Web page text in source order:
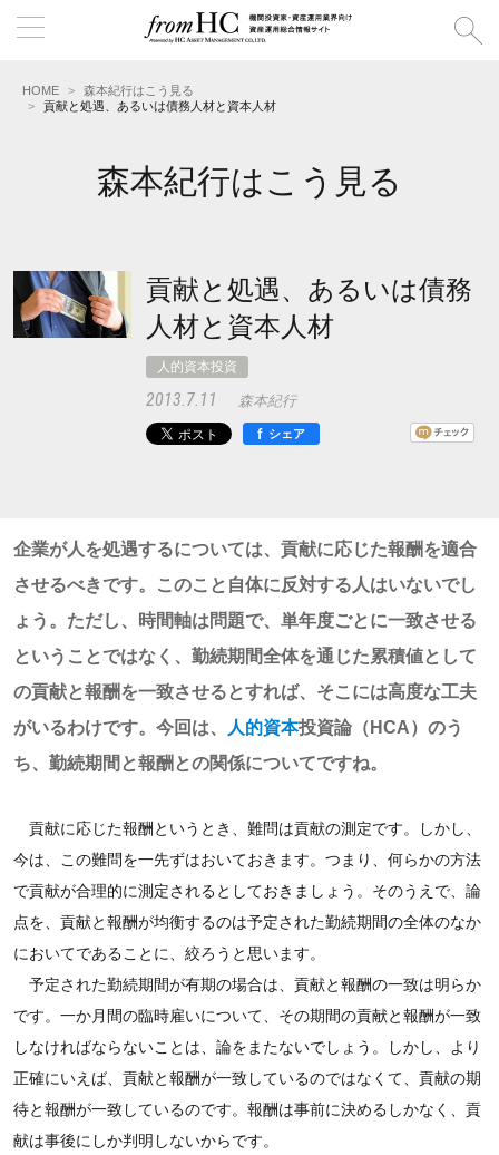
HOME
森本紀行はこう見る
貢献と処遇、あるいは債務人材と資本人材
森本紀行はこう見る
貢献と処遇、あるいは債務
人材と資本人材
人的資本投資
2013.7.11
森本紀行
f
シェア
企業が人を処遇するについては、貢献に応じた報酬を適合
させるべきです。このこと自体に反対する人はいないでし
ょう。ただし、時間軸は問題で、単年度ごとに一致させる
ということではなく、勤続期間全体を通じた累積値として
の貢献と報酬を一致させるとすれば、そこには高度な工夫
がいるわけです。今回は、
人的資本投資論（HCA）のう
ち、勤続期間と報酬との関係についてですね。
貢献に応じた報酬というとき、難問は貢献の測定です。しかし、
今は、この難問を一先ずはおいておきます。つまり、何らかの方法
で貢献が合理的に測定されるとしておきましょう。そのうえで、論
点を、貢献と報酬が均衡するのは予定された勤続期間の全体のなか
においてであることに、絞ろうと思います。
予定された勤続期間が有期の場合は、貢献と報酬の一致は明らか
です。一か月間の臨時雇いについて、その期間の貢献と報酬が一致
しなければならないことは、論をまたないでしょう。しかし、より
正確にいえば、貢献と報酬が一致しているのではなくて、貢献の期
待と報酬が一致しているのです。報酬は事前に決めるしかなく、貢
献は事後にしか判明しないからです。